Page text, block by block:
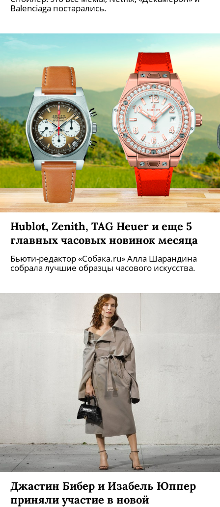
В дебютную коллекцию вошли 100 образов,
Почему и как мы хотим защитить
свое тело и причем тут пандемия,
Средневековье и рыцарство?
Спойлер: это все мемы, Netflix, «Декамерон» и
Balenciaga постарались.